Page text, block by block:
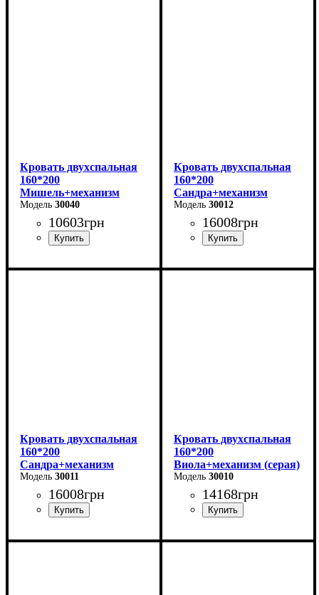
Кровать двухспальная
160*200
Мишель+механизм
(серая)30040
10603грн
Ширина: 166 см
Кровать двухспальная
160*200
Сандра+механизм
(серая)30012
16008грн
Ширина: 170 см
Кровать двухспальная
160*200
Сандра+механизм
(бежевая)
30011
16008грн
Ширина: 170 см
Кровать двухспальная
160*200
Виола+механизм (серая)
30010
14168грн
Ширина: 170 см